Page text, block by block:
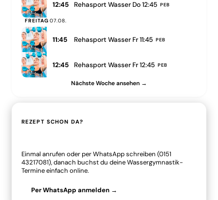
12:45 Rehasport Wasser Do 12:45 PEB
FREITAG 07.08.
11:45 Rehasport Wasser Fr 11:45 PEB
12:45 Rehasport Wasser Fr 12:45 PEB
Nächste Woche ansehen →
REZEPT SCHON DA?
Einmal anrufen oder per WhatsApp schreiben (0151
43217081), danach buchst du deine Wassergymnastik-
Termine einfach online.
Per WhatsApp anmelden →